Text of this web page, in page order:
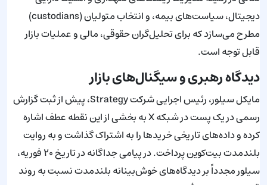
دیجیتال، سیاست‌های بیمه، و انتخاب متولیان (custodians)
مطرح می‌سازد که برای تحلیل‌گران حقوقی، مالی و عملیات بازار
قابل توجه است.
دیدگاه رهبری و سیگنال‌های بازار
مایکل سیلور، رئیس اجرایی شرکت Strategy، پیش از ثبت گزارش
رسمی در یک پست در شبکه X به بخشی از این نقطه عطف اشاره
کرده و داده‌های تاریخی خریدها را به اشتراک گذاشت و به روایت
بلندمدت بیت‌کوین پرداخت. در پیامی جداگانه در تاریخ ۲۰ فوریه،
سیلور مجدداً بر دیدگاه‌های خوش‌بینانه بلندمدت نسبت به روند